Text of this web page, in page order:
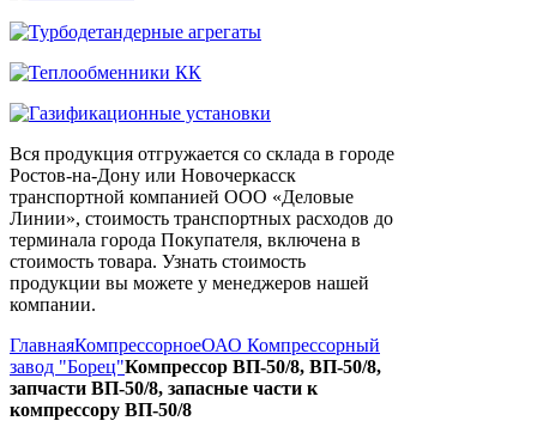
Вся продукция отгружается со склада в городе
Ростов-на-Дону или Новочеркасск
транспортной компанией ООО «Деловые
Линии», стоимость транспортных расходов до
терминала города Покупателя, включена в
стоимость товара. Узнать стоимость
продукции вы можете у менеджеров нашей
компании.
ГлавнаяКомпрессорноеОАО Компрессорный
завод "Борец"Компрессор ВП-50/8, ВП-50/8,
запчасти ВП-50/8, запасные части к
компрессору ВП-50/8